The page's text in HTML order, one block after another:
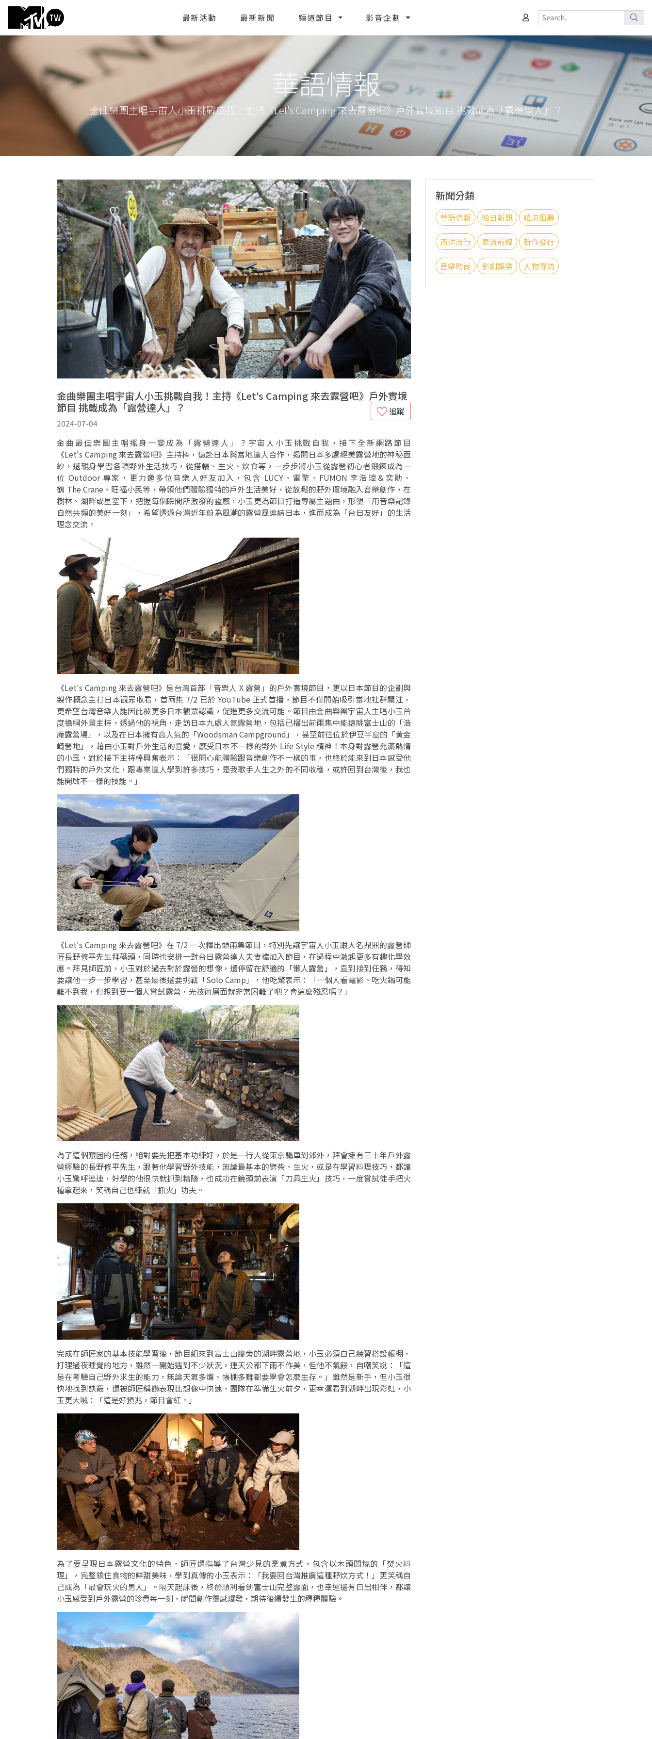
最新活動 最新新聞 頻道節目 影音企劃
華語情報
金曲樂團主唱宇宙人小玉挑戰自我！主持《Let's Camping 來去露營吧》戶外實境節目 挑戰成為「露營達人」？
金曲樂團主唱宇宙人小玉挑戰自我！主持《Let's Camping 來去露營吧》戶外實境
節目 挑戰成為「露營達人」？
追蹤
2024-07-04
金曲最佳樂團主唱搖身一變成為「露營達人」？宇宙人小玉挑戰自我，接下全新網路節目
《Let's Camping 來去露營吧》主持棒，遠赴日本與當地達人合作，揭開日本多處絕美露營地的神秘面
紗，還親身學習各項野外生活技巧，從搭帳、生火、炊食等，一步步將小玉從露營初心者鍛鍊成為一
位 Outdoor 專家，更力邀多位音樂人好友加入，包含 LÜCY、雷擎、FUMON 李浩瑋＆奕勛、
鶴 The Crane、旺福小民等，帶領他們體驗獨特的戶外生活美好，從放鬆的野外環境融入音樂創作，在
樹林、湖畔或星空下，把握每個瞬間所激發的靈感，小玉更為節目打造專屬主題曲，形塑「用音樂記錄
自然共頻的美好一刻」，希望透過台灣近年蔚為風潮的露營風連結日本，進而成為「台日友好」的生活
理念交流。
《Let's Camping 來去露營吧》是台灣首部「音樂人 X 露營」的戶外實境節目，更以日本節目的企劃與
製作概念主打日本觀眾收看，首兩集 7/2 已於 YouTube 正式首播，節目不僅開始吸引當地社群關注，
更希望台灣音樂人能因此被更多日本觀眾認識，促進更多交流可能。節目由金曲樂團宇宙人主唱小玉首
度擔綱外景主持，透過他的視角，走訪日本九處人氣露營地，包括已播出前兩集中能遠眺富士山的「浩
庵露營場」，以及在日本擁有高人氣的「Woodsman Campground」，甚至前往位於伊豆半島的「黄金
崎營地」，藉由小玉對戶外生活的喜愛，感受日本不一樣的野外 Life Style 精神！本身對露營充滿熱情
的小玉，對於接下主持棒興奮表示：「很開心能體驗跟音樂創作不一樣的事，也終於能來到日本感受他
們獨特的戶外文化，跟專業達人學到許多技巧，是我歌手人生之外的不同收穫，或許回到台灣後，我也
能開啟不一樣的技能。」
《Let's Camping 來去露營吧》在 7/2 一次釋出頭兩集節目，特別先讓宇宙人小玉跟大名鼎鼎的露營師
匠長野修平先生拜碼頭，同時也安排一對台日露營達人夫妻檔加入節目，在過程中激起更多有趣化學效
應。拜見師匠前，小玉對於過去對於露營的想像，還停留在舒適的「懶人露營」，直到接到任務，得知
要讓他一步一步學習，甚至最後還要挑戰「Solo Camp」，他吃驚表示：「一個人看電影、吃火鍋可能
難不到我，但想到要一個人嘗試露營，光技術層面就非常困難了吧？會這麼殘忍嗎？」
為了這個艱困的任務，絕對要先把基本功練好，於是一行人從東京驅車到郊外，拜會擁有三十年戶外露
營經驗的長野修平先生，跟著他學習野外技能，無論最基本的劈柴、生火，或是在學習料理技巧，都讓
小玉驚呼連連，好學的他很快就抓到精隨，也成功在鏡頭前表演「刀具生火」技巧，一度嘗試徒手把火
種拿起來，笑稱自己也練就「抓火」功夫。
完成在師匠家的基本技能學習後，節目組來到富士山腳旁的湖畔露營地，小玉必須自己練習搭設帳棚，
打理過夜睡覺的地方，雖然一開始遇到不少狀況，連天公都下雨不作美，但他不氣餒，自嘲笑說：「這
是在考驗自己野外求生的能力，無論天氣多爛、帳棚多難都要學會怎麼生存。」雖然是新手，但小玉很
快地找到訣竅，還被師匠稱讚表現比想像中快速，團隊在準備生火前夕，更幸運看到湖畔出現彩虹，小
玉更大喊：「這是好預兆，節目會紅。」
為了要呈現日本露營文化的特色，師匠還指導了台灣少見的烹煮方式，包含以木頭悶燒的「焚火料
理」，完整鎖住食物的鮮甜美味，學到真傳的小玉表示：「我要回台灣推廣這種野炊方式！」更笑稱自
己成為「最會玩火的男人」。隔天起床後，終於順利看到富士山完整露面，也幸運還有日出相伴，都讓
小玉感受到戶外露營的珍貴每一刻，瞬間創作靈感爆發，期待後續發生的種種體驗。
新聞分類
華語情報 哈日新訊 韓流風暴
西洋流行 泰流前線 新作發行
音樂時尚 影劇娛樂 人物專訪